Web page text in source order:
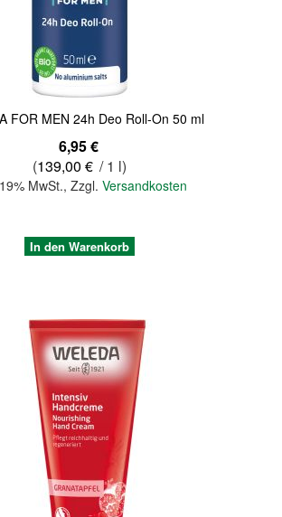
FOR MEN 24h Deo Roll-On 50 ml
6,95 €
(139,00 € / 1 l)
MwSt., Zzgl. Versandkosten
In den Warenkorb